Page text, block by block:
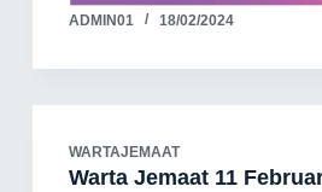
ADMIN01 18/02/2024
WARTAJEMAAT
Warta Jemaat 11